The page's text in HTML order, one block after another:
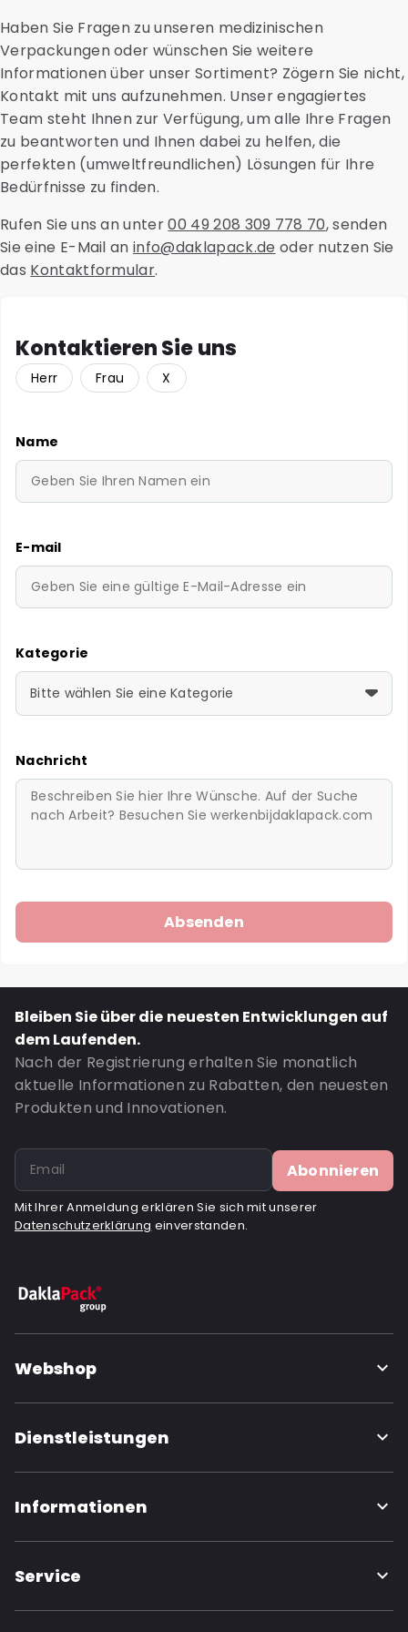
ebenfalls bei uns erhältlich, um einen optimalen und
sicheren Versand zu gewährleisten.
Energieverbrauch und Ressourceneffizienz. So können
Sie während des Beschaffungsprozesses fundierte
Entscheidungen treffen.
Haben Sie Fragen zu unseren medizinischen
Verpackungen oder wünschen Sie weitere
Informationen über unser Sortiment? Zögern Sie nicht,
Kontakt mit uns aufzunehmen. Unser engagiertes
Team steht Ihnen zur Verfügung, um alle Ihre Fragen
zu beantworten und Ihnen dabei zu helfen, die
perfekten (umweltfreundlichen) Lösungen für Ihre
Bedürfnisse zu finden.
Rufen Sie uns an unter00 49 208 309 778 70, senden
Sie eine E-Mail aninfo@daklapack.de oder nutzen Sie
das Kontaktformular.
Kontaktieren Sie uns
Herr Frau X
Name
E-mail
Kategorie
Bitte wählen Sie eine Kategorie
Nachricht
Bleiben Sie über die neuesten Entwicklungen auf
dem Laufenden.
Nach der Registrierung erhalten Sie monatlich
aktuelle Informationen zu Rabatten, den neuesten
Produkten und Innovationen.
Abonnieren
Mit Ihrer Anmeldung erklären Sie sich mit unserer
Datenschutzerklärung einverstanden.
Webshop
Dienstleistungen
Informationen
Service